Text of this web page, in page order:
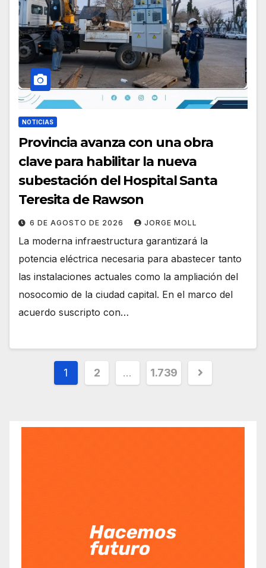
NOTICIAS
Provincia avanza con una obra
clave para habilitar la nueva
subestación del Hospital Santa
Teresita de Rawson
6 DE AGOSTO DE 2026 JORGE MOLL
La moderna infraestructura garantizará la
potencia eléctrica necesaria para abastecer tanto
las instalaciones actuales como la ampliación del
nosocomio de la ciudad capital. En el marco del
acuerdo suscripto con…
Paginación
entradas
1 2 … 1.739